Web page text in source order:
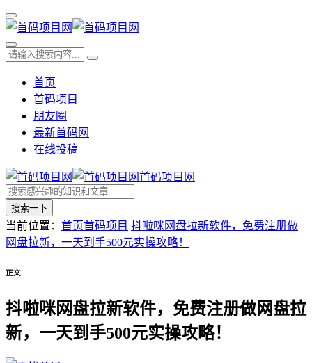
首页
首码项目
朋友圈
最新首码网
在线投稿
首码项目网
搜索一下
当前位置： 首页首码项目 抖啦咪网盘拉新软件，免费注册做
网盘拉新，一天到手500元实操攻略！
正文
抖啦咪网盘拉新软件，免费注册做网盘拉
新，一天到手500元实操攻略！